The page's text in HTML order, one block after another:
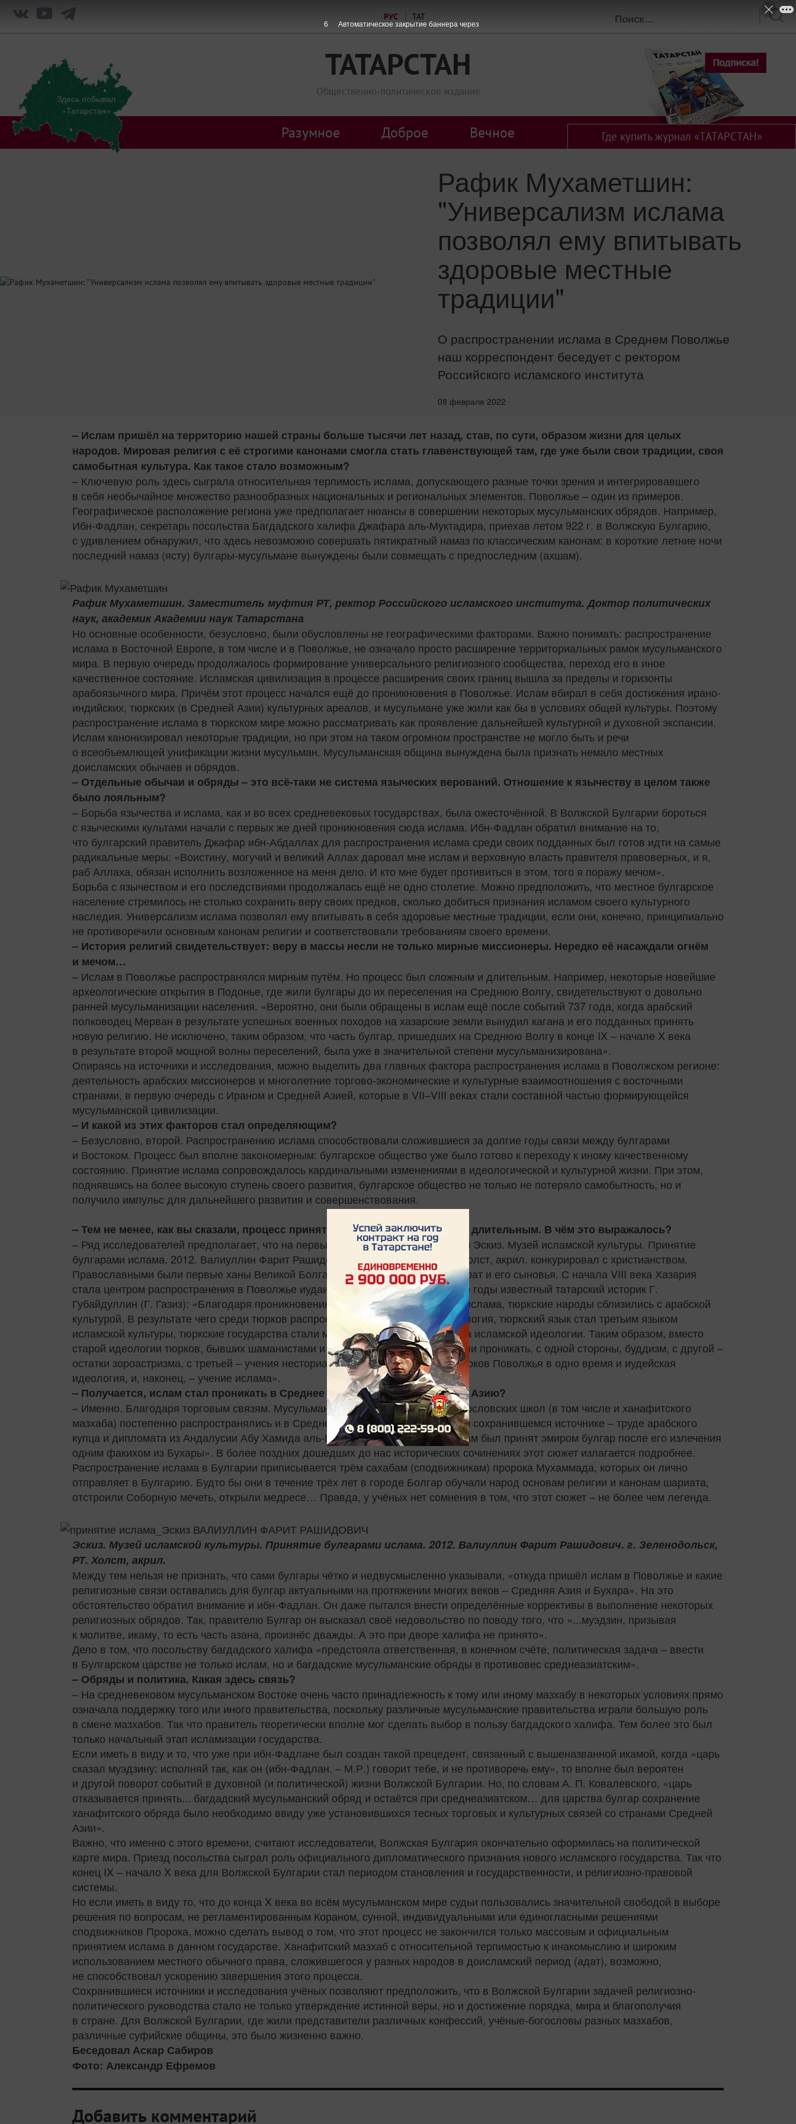
РУС ТАТ
ТАТАРСТАН
Общественно-политическое издание
Здесь побывал
«Татарстан»
Разумное Доброе Вечное Где купить журнал «ТАТАРСТАН»
Рафик Мухаметшин:
"Универсализм ислама
позволял ему впитывать
здоровые местные
традиции"
О распространении ислама в Среднем Поволжье
наш корреспондент беседует с ректором
Российского исламского института
08 февраля 2022
– Ислам пришёл на территорию нашей страны больше тысячи лет назад, став, по сути, образом жизни для целых
народов. Мировая религия с её строгими канонами смогла стать главенствующей там, где уже были свои традиции, своя
самобытная культура. Как такое стало возможным?
– Ключевую роль здесь сыграла относительная терпимость ислама, допускающего разные точки зрения и интегрировавшего
в себя необычайное множество разнообразных национальных и региональных элементов. Поволжье – один из примеров.
Географическое расположение региона уже предполагает нюансы в совершении некоторых мусульманских обрядов. Например,
Ибн-Фадлан, секретарь посольства Багдадского халифа Джафара аль-Муктадира, приехав летом 922 г. в Волжскую Булгарию,
с удивлением обнаружил, что здесь невозможно совершать пятикратный намаз по классическим канонам: в короткие летние ночи
последний намаз (ясту) булгары-мусульмане вынуждены были совмещать с предпоследним (ахшам).
Рафик Мухаметшин. Заместитель муфтия РТ, ректор Российского исламского института. Доктор политических
наук, академик Академии наук Татарстана
Но основные особенности, безусловно, были обусловлены не географическими факторами. Важно понимать: распространение
ислама в Восточной Европе, в том числе и в Поволжье, не означало просто расширение территориальных рамок мусульманского
мира. В первую очередь продолжалось формирование универсального религиозного сообщества, переход его в иное
качественное состояние. Исламская цивилизация в процессе расширения своих границ вышла за пределы и горизонты
арабоязычного мира. Причём этот процесс начался ещё до проникновения в Поволжье. Ислам вбирал в себя достижения ирано-
индийских, тюркских (в Средней Азии) культурных ареалов, и мусульмане уже жили как бы в условиях общей культуры. Поэтому
распространение ислама в тюркском мире можно рассматривать как проявление дальнейшей культурной и духовной экспансии.
Ислам канонизировал некоторые традиции, но при этом на таком огромном пространстве не могло быть и речи
о всеобъемлющей унификации жизни мусульман. Мусульманская община вынуждена была признать немало местных
доисламских обычаев и обрядов.
– Отдельные обычаи и обряды – это всё‑таки не система языческих верований. Отношение к язычеству в целом также
было лояльным?
– Борьба язычества и ислама, как и во всех средневековых государствах, была ожесточённой. В Волжской Булгарии бороться
с языческими культами начали с первых же дней проникновения сюда ислама. Ибн-Фадлан обратил внимание на то,
что булгарский правитель Джафар ибн-Абдаллах для распространения ислама среди своих подданных был готов идти на самые
радикальные меры: «Воистину, могучий и великий Аллах даровал мне ислам и верховную власть правителя правоверных, и я,
раб Аллаха, обязан исполнить возложенное на меня дело. И кто мне будет противиться в этом, того я поражу мечом».
Борьба с язычеством и его последствиями продолжалась ещё не одно столетие. Можно предположить, что местное булгарское
население стремилось не столько сохранить веру своих предков, сколько добиться признания исламом своего культурного
наследия. Универсализм ислама позволял ему впитывать в себя здоровые местные традиции, если они, конечно, принципиально
не противоречили основным канонам религии и соответствовали требованиям своего времени.
– История религий свидетельствует: веру в массы несли не только мирные миссионеры. Нередко её насаждали огнём
и мечом…
– Ислам в Поволжье распространялся мирным путём. Но процесс был сложным и длительным. Например, некоторые новейшие
археологические открытия в Подонье, где жили булгары до их переселения на Среднюю Волгу, свидетельствуют о довольно
ранней мусульманизации населения. «Вероятно, они были обращены в ислам ещё после событий 737 года, когда арабский
полководец Мерван в результате успешных военных походов на хазарские земли вынудил кагана и его подданных принять
новую религию. Не исключено, таким образом, что часть булгар, пришедших на Среднюю Волгу в конце IX – начале X века
в результате второй мощной волны переселений, была уже в значительной степени мусульманизирована».
Опираясь на источники и исследования, можно выделить два главных фактора распространения ислама в Поволжском регионе:
деятельность арабских миссионеров и многолетние торгово-экономические и культурные взаимоотношения с восточными
странами, в первую очередь с Ираном и Средней Азией, которые в VII–VIII веках стали составной частью формирующейся
мусульманской цивилизации.
– И какой из этих факторов стал определяющим?
– Безусловно, второй. Распространению ислама способствовали сложившиеся за долгие годы связи между булгарами
и Востоком. Процесс был вполне закономерным: булгарское общество уже было готово к переходу к иному качественному
состоянию. Принятие ислама сопровождалось кардинальными изменениями в идеологической и культурной жизни. При этом,
поднявшись на более высокую ступень своего развития, булгарское общество не только не потеряло самобытность, но и
получило импульс для дальнейшего развития и совершенствования.
– Тем не менее, как вы сказали, процесс принятия ислама был сложным и длительным. В чём это выражалось?
– Ряд исследователей предполагает, что на первых порах в среде знати ислам Эскиз. Музей исламской культуры. Принятие
булгарами ислама. 2012. Валиуллин Фарит Рашидович. г. Зеленодольск, РТ. Холст, акрил. конкурировал с христианством.
Православными были первые ханы Великой Болгарии в Подонье – Орган, Кубрат и его сыновья. С начала VIII века Хазария
стала центром распространения в Поволжье иудаизма. Как писал ещё в 1920‑е годы известный татарский историк Г.
Губайдуллин (Г. Газиз): «Благодаря проникновению в Среднюю Азию в VIII в. ислама, тюркские народы сблизились с арабской
культурой. В результате чего среди тюрков распространилась исламская идеология, тюркский язык стал третьим языком
исламской культуры, тюркские государства стали монархиями, основанными на исламской идеологии. Таким образом, вместо
старой идеологии тюрков, бывших шаманистами и язычниками, в их среду стали проникать, с одной стороны, буддизм, с другой –
остатки зороастризма, с третьей – учения несторианства и манихейства, а у тюрков Поволжья в одно время и иудейская
идеология, и, наконец, – учение ислама».
– Получается, ислам стал проникать в Среднее Поволжье через Среднюю Азию?
– Именно. Благодаря торговым связям. Мусульманские традиции и учения богословских школ (в том числе и ханафитского
мазхаба) постепенно распространялись и в Среднем Поволжье. В древнейшем сохранившемся источнике – труде арабского
купца и дипломата из Андалусии Абу Хамида аль-Гарнати – сообщается: «ислам был принят эмиром булгар после его излечения
одним факихом из Бухары». В более поздних дошедших до нас исторических сочинениях этот сюжет излагается подробнее.
Распространение ислама в Булгарии приписывается трём сахабам (сподвижникам) пророка Мухаммада, которых он лично
отправляет в Булгарию. Будто бы они в течение трёх лет в городе Болгар обучали народ основам религии и канонам шариата,
отстроили Соборную мечеть, открыли медресе… Правда, у учёных нет сомнения в том, что этот сюжет – не более чем легенда.
Эскиз. Музей исламской культуры. Принятие булгарами ислама. 2012. Валиуллин Фарит Рашидович. г. Зеленодольск,
РТ. Холст, акрил.
Между тем нельзя не признать, что сами булгары чётко и недвусмысленно указывали, «откуда пришёл ислам в Поволжье и какие
религиозные связи оставались для булгар актуальными на протяжении многих веков – Средняя Азия и Бухара». На это
обстоятельство обратил внимание и ибн-Фадлан. Он даже пытался внести определённые коррективы в выполнение некоторых
религиозных обрядов. Так, правителю Булгар он высказал своё недовольство по поводу того, что «...муэдзин, призывая
к молитве, икаму, то есть часть азана, произнёс дважды. А это при дворе халифа не принято».
Дело в том, что посольству багдадского халифа «предстояла ответственная, в конечном счёте, политическая задача – ввести
в Булгарском царстве не только ислам, но и багдадские мусульманские обряды в противовес среднеазиатским».
– Обряды и политика. Какая здесь связь?
– На средневековом мусульманском Востоке очень часто принадлежность к тому или иному мазхабу в некоторых условиях прямо
означала поддержку того или иного правительства, поскольку различные мусульманские правительства играли большую роль
в смене мазхабов. Так что правитель теоретически вполне мог сделать выбор в пользу багдадского халифа. Тем более это был
только начальный этап исламизации государства.
Если иметь в виду и то, что уже при ибн-Фадлане был создан такой прецедент, связанный с вышеназванной икамой, когда «царь
сказал муэдзину: исполняй так, как он (ибн-Фадлан. – М.Р.) говорит тебе, и не противоречь ему», то вполне был вероятен
и другой поворот событий в духовной (и политической) жизни Волжской Булгарии. Но, по словам А. П. Ковалевского, «царь
отказывается принять... багдадский мусульманский обряд и остаётся при среднеазиатском… для царства булгар сохранение
ханафитского обряда было необходимо ввиду уже установившихся тесных торговых и культурных связей со странами Средней
Азии».
Важно, что именно с этого времени, считают исследователи, Волжская Булгария окончательно оформилась на политической
карте мира. Приезд посольства сыграл роль официального дипломатического признания нового исламского государства. Так что
конец IX – начало X века для Волжской Булгарии стал периодом становления и государственности, и религиозно-правовой
системы.
Но если иметь в виду то, что до конца X века во всём мусульманском мире судьи пользовались значительной свободой в выборе
решения по вопросам, не регламентированным Кораном, сунной, индивидуальными или единогласными решениями
сподвижников Пророка, можно сделать вывод о том, что этот процесс не закончился только массовым и официальным
принятием ислама в данном государстве. Ханафитский мазхаб с относительной терпимостью к инакомыслию и широким
использованием местного обычного права, сложившегося у разных народов в доисламский период (адат), возможно,
не способствовал ускорению завершения этого процесса.
Сохранившиеся источники и исследования учёных позволяют предположить, что в Волжской Булгарии задачей религиозно-
политического руководства стало не только утверждение истинной веры, но и достижение порядка, мира и благополучия
в стране. Для Волжской Булгарии, где жили представители различных конфессий, учёные-богословы разных мазхабов,
различные суфийские общины, это было жизненно важно.
Беседовал Аскар Сабиров
Фото: Александр Ефремов
Добавить комментарий
5 Автоматическое закрытие баннера через